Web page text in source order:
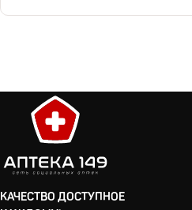
КАЧЕСТВО ДОСТУПНОЕ